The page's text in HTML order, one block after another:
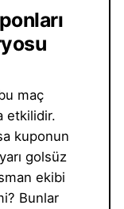
maç
etkilidir.
kuponun
golsüz
ekibi
Bunlar